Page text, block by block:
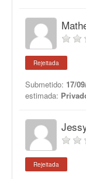
Rejeitada
Submetido: 17/
estimada:
Rejeitada